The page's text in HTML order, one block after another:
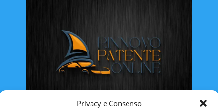
Privacy e Consenso